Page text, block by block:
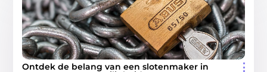
Ontdek de belang van een slotenmaker in